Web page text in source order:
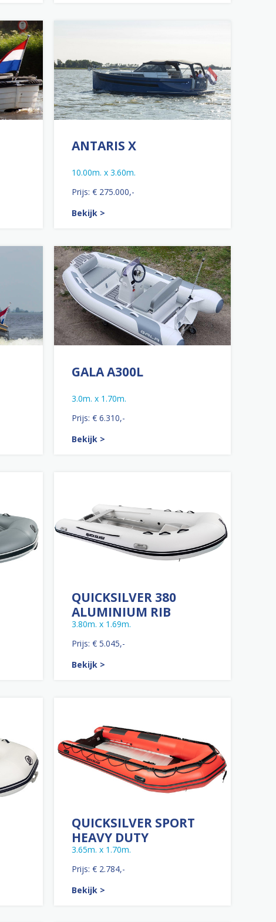
ANTARIS X
10.00m. x 3.60m.
Prijs: € 275.000,-
Bekijk >
GALA A300L
3.0m. x 1.70m.
Prijs: € 6.310,-
Bekijk >
QUICKSILVER 380
ALUMINIUM RIB
3.80m. x 1.69m.
Prijs: € 5.045,-
Bekijk >
QUICKSILVER SPORT
HEAVY DUTY
3.65m. x 1.70m.
Prijs: € 2.784,-
Bekijk >